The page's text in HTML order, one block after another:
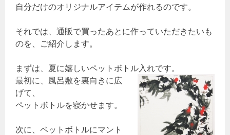
自分だけのオリジナルアイテムが作れるのです。
それでは、通販で買ったあとに作っていただきたいも
のを、ご紹介します。
まずは、夏に嬉しいペットボトル入れです。
最初に、風呂敷を裏向きに広
げて、
ペットボトルを寝かせます。
次に、ペットボトルにマント